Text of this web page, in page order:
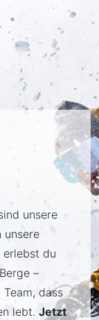
unsere
unsere
erlebst du
–
dass
lebt. Jetzt